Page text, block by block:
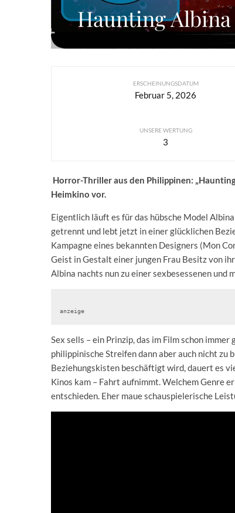
Haunting Albina
ERSCHEINUNGSDATUM
Februar 5, 2026
UNSERE WERTUNG
3
Horror-Thriller aus den Philippinen:
Heimkino vor.
Eigentlich läuft es für das hübsche Model
getrennt und lebt jetzt in einer glücklichen
Kampagne eines bekannten Designers (Mon
Geist in Gestalt einer jungen Frau Besitz von
Albina nachts nun zu einer sexbesessenen und
anzeige
Sex sells – ein Prinzip, das im Film schon
philippinische Streifen dann aber auch nicht zu
Beziehungskisten beschäftigt wird, dauert es
Kinos kam – Fahrt aufnimmt. Welchem Genre
entschieden. Eher maue schauspielerische